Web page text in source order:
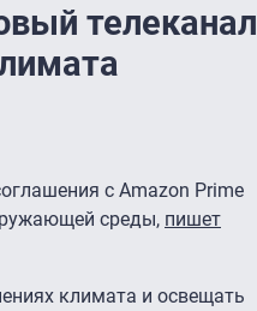
телеканал
с Amazon Prime
среды, пишет
климата и освещать